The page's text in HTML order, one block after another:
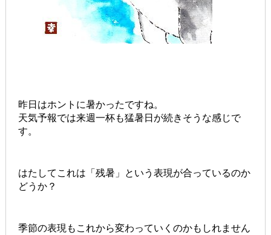
昨日はホントに暑かったですね。
天気予報では来週一杯も猛暑日が続きそうな感じで
す。
はたしてこれは「残暑」という表現が合っているのか
どうか？
季節の表現もこれから変わっていくのかもしれません